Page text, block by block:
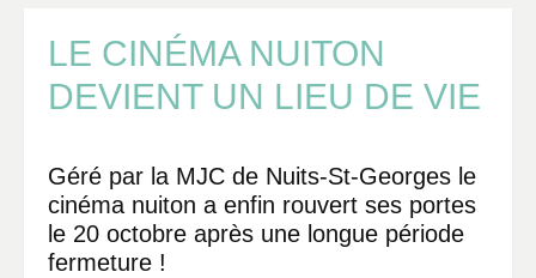
LE CINÉMA NUITON
DEVIENT UN LIEU DE VIE
Géré par la MJC de Nuits-St-Georges le
cinéma nuiton a enfin rouvert ses portes
le 20 octobre après une longue période
fermeture !